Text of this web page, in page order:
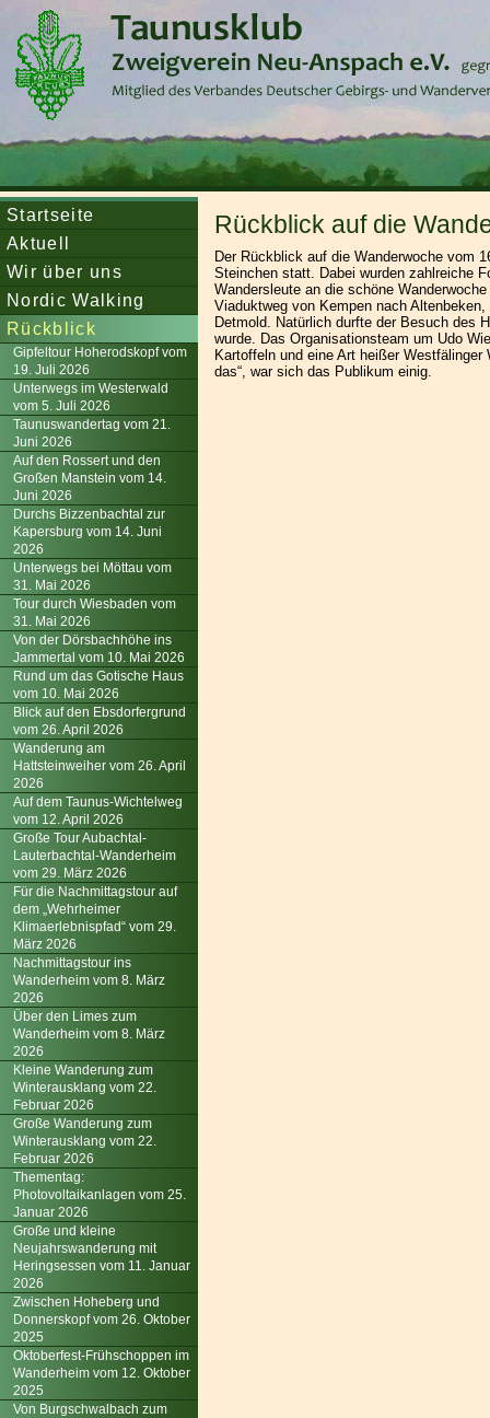
Startseite
Aktuell
Wir über uns
Nordic Walking
Rückblick
Gipfeltour Hoherodskopf vom
19. Juli 2026
Unterwegs im Westerwald
vom 5. Juli 2026
Taunuswandertag vom 21.
Juni 2026
Auf den Rossert und den
Großen Manstein vom 14.
Juni 2026
Durchs Bizzenbachtal zur
Kapersburg vom 14. Juni
2026
Unterwegs bei Möttau vom
31. Mai 2026
Tour durch Wiesbaden vom
31. Mai 2026
Von der Dörsbachhöhe ins
Jammertal vom 10. Mai 2026
Rund um das Gotische Haus
vom 10. Mai 2026
Blick auf den Ebsdorfergrund
vom 26. April 2026
Wanderung am
Hattsteinweiher vom 26. April
2026
Auf dem Taunus-Wichtelweg
vom 12. April 2026
Große Tour Aubachtal-
Lauterbachtal-Wanderheim
vom 29. März 2026
Für die Nachmittagstour auf
dem „Wehrheimer
Klimaerlebnispfad“ vom 29.
März 2026
Nachmittagstour ins
Wanderheim vom 8. März
2026
Über den Limes zum
Wanderheim vom 8. März
2026
Kleine Wanderung zum
Winterausklang vom 22.
Februar 2026
Große Wanderung zum
Winterausklang vom 22.
Februar 2026
Thementag:
Photovoltaikanlagen vom 25.
Januar 2026
Große und kleine
Neujahrswanderung mit
Heringsessen vom 11. Januar
2026
Zwischen Hoheberg und
Donnerskopf vom 26. Oktober
2025
Oktoberfest-Frühschoppen im
Wanderheim vom 12. Oktober
2025
Von Burgschwalbach zum
Rückblick auf die
Der Rückblick auf die Wanderwoche vom
Steinchen statt. Dabei wurden zahlreiche
Wandersleute an die schöne
Viaduktweg von Kempen nach
Detmold. Natürlich durfte der Besuch des
wurde. Das Organisationsteam um Udo
Kartoffeln und eine Art heißer
das“, war sich das Publikum einig.